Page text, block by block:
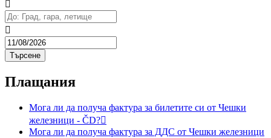


Търсене
Плащания
Мога ли да получа фактура за билетите си от Чешки
железници - ČD?
Мога ли да получа фактура за ДДС от Чешки железници